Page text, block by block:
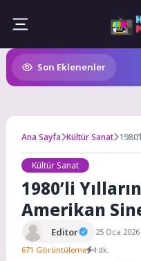
content
Son Eklenenler
Ana Sayfa Kültür Sanat
Kültür Sanat
1980’li
Amerikan
Editor 25 Oca
671 Görüntüleme 4 dk.